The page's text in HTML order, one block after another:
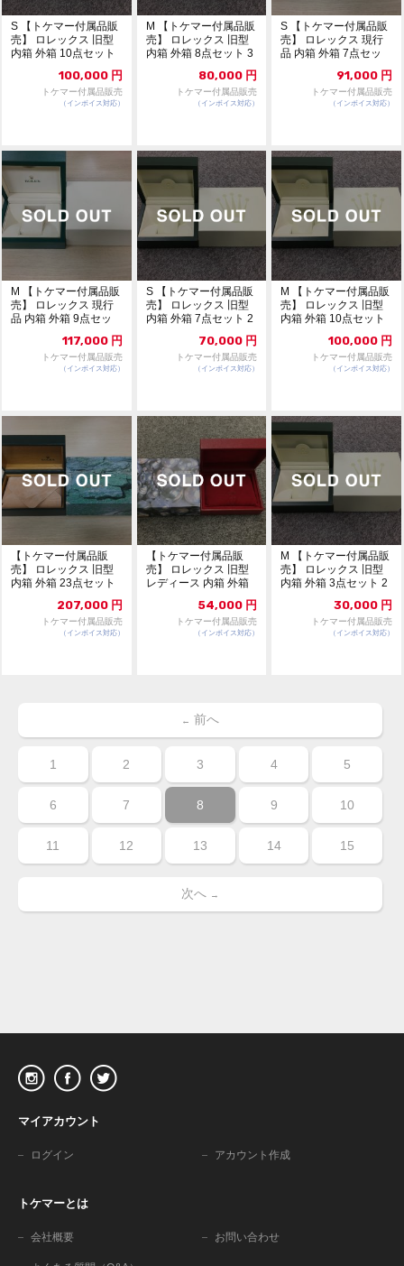
S 【トケマー付属品販
売】 ロレックス 旧型
内箱 外箱 10点セット
100,000 円
トケマー付属品販売
（インボイス対応）
M 【トケマー付属品販
売】 ロレックス 旧型
内箱 外箱 8点セット 3
80,000 円
トケマー付属品販売
（インボイス対応）
S 【トケマー付属品販
売】 ロレックス 現行
品 内箱 外箱 7点セッ
91,000 円
トケマー付属品販売
（インボイス対応）
M 【トケマー付属品販
売】 ロレックス 現行
品 内箱 外箱 9点セッ
117,000 円
トケマー付属品販売
（インボイス対応）
S 【トケマー付属品販
売】 ロレックス 旧型
内箱 外箱 7点セット 2
70,000 円
トケマー付属品販売
（インボイス対応）
M 【トケマー付属品販
売】 ロレックス 旧型
内箱 外箱 10点セット
100,000 円
トケマー付属品販売
（インボイス対応）
【トケマー付属品販
売】 ロレックス 旧型
内箱 外箱 23点セット
207,000 円
トケマー付属品販売
（インボイス対応）
【トケマー付属品販
売】 ロレックス 旧型
レディース 内箱 外箱
54,000 円
トケマー付属品販売
（インボイス対応）
M 【トケマー付属品販
売】 ロレックス 旧型
内箱 外箱 3点セット 2
30,000 円
トケマー付属品販売
（インボイス対応）
← 前へ
1 2 3 4 5
6 7 8 9 10
11 12 13 14 15
次へ →
マイアカウント
ログイン アカウント作成
トケマーとは
会社概要 お問い合わせ